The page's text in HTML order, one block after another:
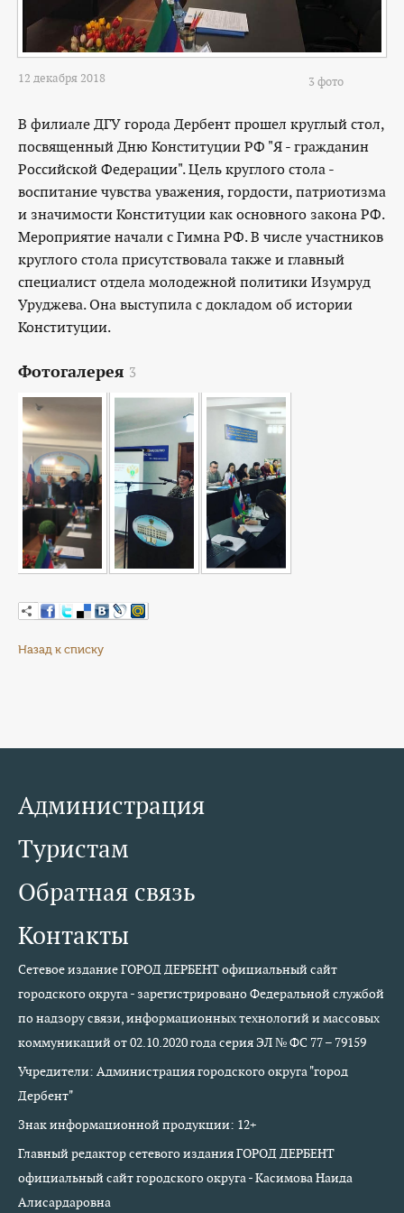
12 декабря 2018 3 фото
В филиале ДГУ города Дербент прошел круглый стол,
посвященный Дню Конституции РФ "Я - гражданин
Российской Федерации". Цель круглого стола -
воспитание чувства уважения, гордости, патриотизма
и значимости Конституции как основного закона РФ.
Мероприятие начали с Гимна РФ. В числе участников
круглого стола присутствовала также и главный
специалист отдела молодежной политики Изумруд
Уруджева. Она выступила с докладом об истории
Конституции.
Фотогалерея 3
Назад к списку
Администрация
Туристам
Обратная связь
Контакты
Сетевое издание ГОРОД ДЕРБЕНТ официальный сайт
городского округа - зарегистрировано Федеральной службой
по надзору связи, информационных технологий и массовых
коммуникаций от 02.10.2020 года серия ЭЛ № ФС 77 – 79159
Учредители: Администрация городского округа "город
Дербент"
Знак информационной продукции: 12+
Главный редактор сетевого издания ГОРОД ДЕРБЕНТ
официальный сайт городского округа - Касимова Наида
Алисардаровна